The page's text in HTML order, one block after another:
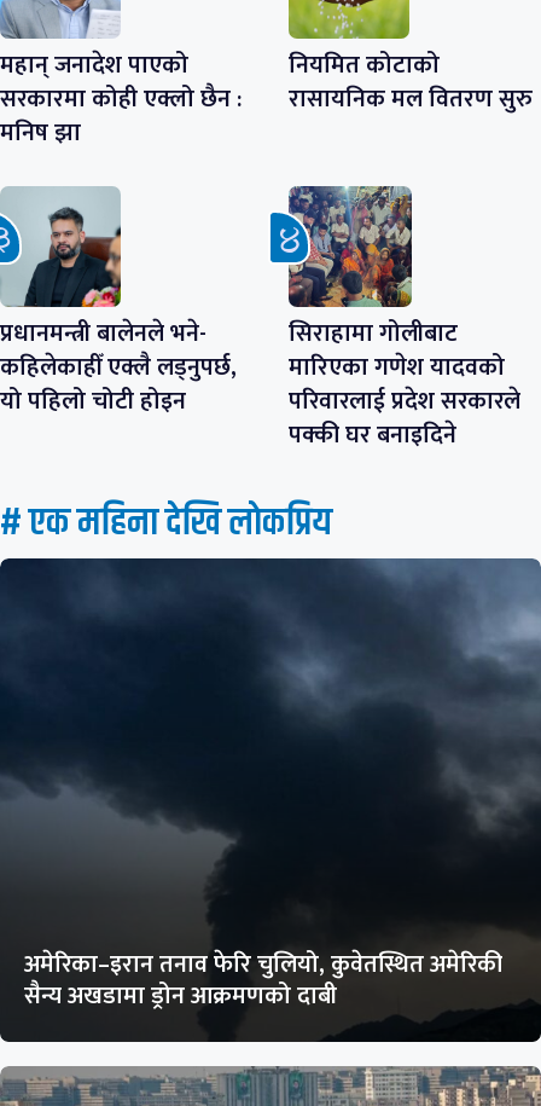
महान् जनादेश पाएको
सरकारमा कोही एक्लो छैन :
मनिष झा
नियमित कोटाको
रासायनिक मल वितरण सुरु
प्रधानमन्त्री बालेनले भने-
कहिलेकाहीँ एक्लै लड्नुपर्छ,
यो पहिलो चोटी होइन
सिराहामा गोलीबाट
मारिएका गणेश यादवको
परिवारलाई प्रदेश सरकारले
पक्की घर बनाइदिने
# एक महिना देखि लाेकप्रिय
अमेरिका–इरान तनाव फेरि चुलियो, कुवेतस्थित अमेरिकी
सैन्य अखडामा ड्रोन आक्रमणको दाबी